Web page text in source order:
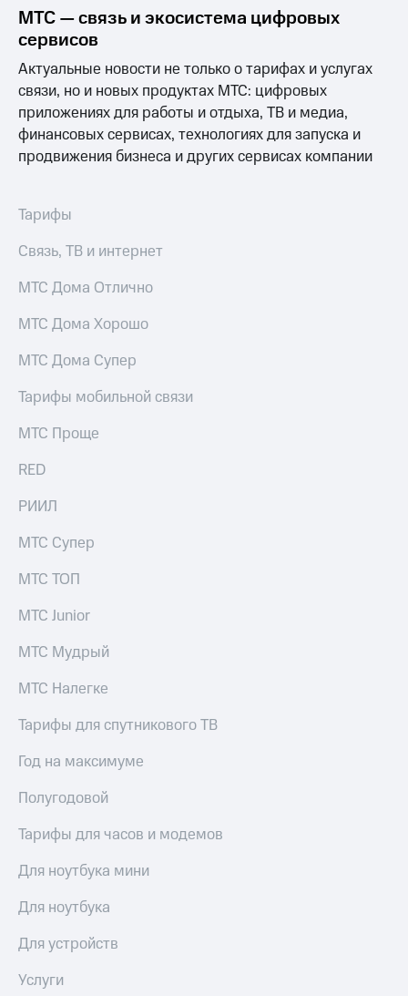
Контроль
и
аудит
Рынок
акций
Описание
Программа
приобретения
Рынок
облигаций
Описание
Уведомление
погашении
облигаций
развитие
На главную
МТС — связь и экосистема цифровых
сервисов
Актуальные новости не только о тарифах и услугах
связи, но и новых продуктах МТС: цифровых
приложениях для работы и отдыха, ТВ и медиа,
финансовых сервисах, технологиях для запуска и
продвижения бизнеса и других сервисах компании
Тарифы
Связь, ТВ и интернет
МТС Дома Отлично
МТС Дома Хорошо
МТС Дома Супер
Тарифы мобильной связи
МТС Проще
RED
РИИЛ
МТС Супер
МТС ТОП
МТС Junior
МТС Мудрый
МТС Налегке
Тарифы для спутникового ТВ
Год на максимуме
Полугодовой
Тарифы для часов и модемов
Для ноутбука мини
Для ноутбука
Для устройств
Услуги